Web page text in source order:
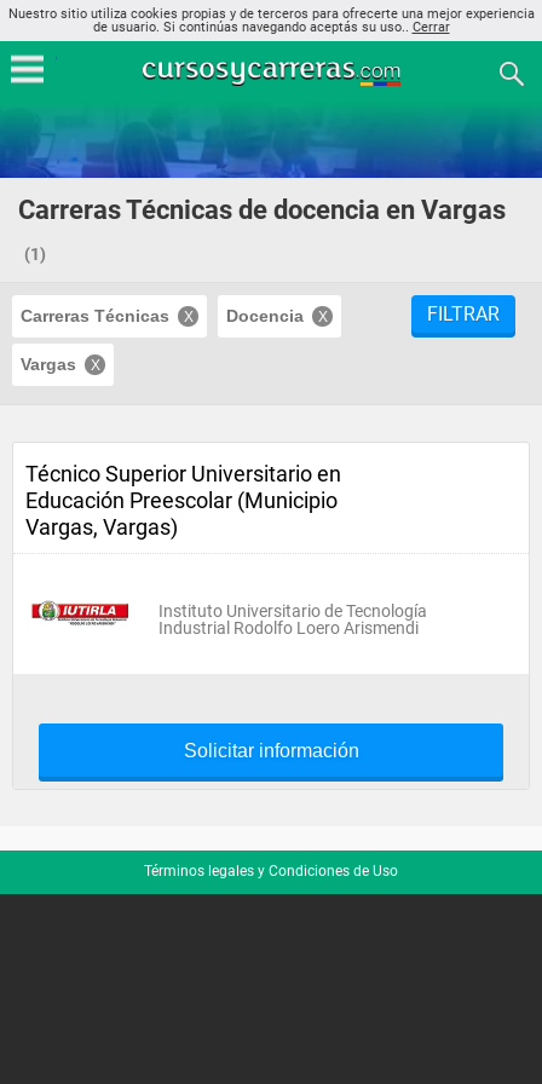
Nuestro sitio utiliza cookies propias y de terceros para ofrecerte una mejor experiencia
de usuario. Si continúas navegando aceptás su uso.. Cerrar
Carreras Técnicas de docencia en Vargas
(1)
Carreras Técnicas Docencia
Vargas
FILTRAR
Técnico Superior Universitario en
Educación Preescolar (Municipio
Vargas, Vargas)
Instituto Universitario de Tecnología
Industrial Rodolfo Loero Arismendi
Solicitar información
Términos legales y Condiciones de Uso